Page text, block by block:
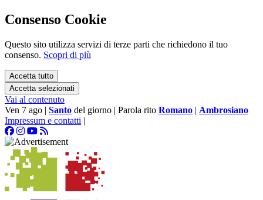
Consenso Cookie
Questo sito utilizza servizi di terze parti che richiedono il tuo
consenso. Scopri di più
Accetta tutto
Accetta selezionati
Vai al contenuto
Ven 7 ago | Santo del giorno | Parola rito Romano | Ambrosiano
Impressum e contatti |